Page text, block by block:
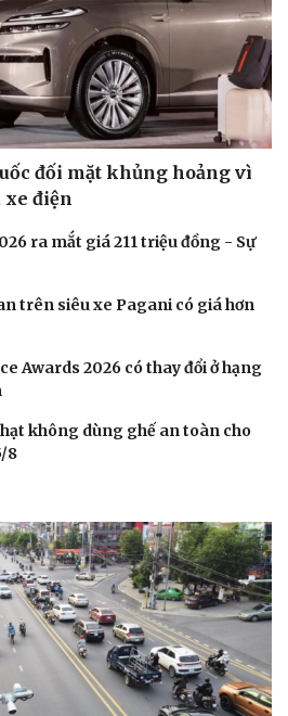
đối mặt khủng hoảng vì
xe điện
ra mắt giá 211 triệu đồng - Sự
trên siêu xe Pagani có giá hơn
Awards 2026 có thay đổi ở hạng
không dùng ghế an toàn cho
8